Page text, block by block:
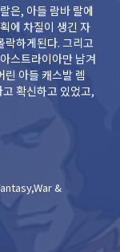
은, 아들 람바 랄에
락하게된다. 그리고
스트라이아만 남겨
확신하고 있었고,
&